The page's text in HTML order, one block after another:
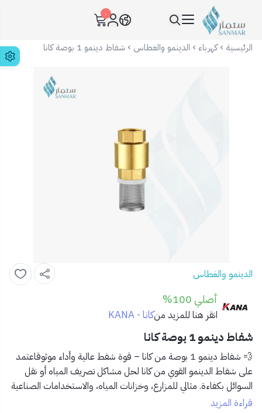
سنمار Sanmar
٠
الرئيسية كهرباء الدينمو والغطاس شفاط دينمو 1 بوصة كانا
الدينمو والغطاس
أصلي 100%
انقر هنا للمزيد منكانا - KANA
شفاط دينمو 1 بوصة كانا
💨 شفاط دينمو 1 بوصة من كانا – قوة شفط عالية وأداء موثوقاعتمد
على شفاط الدينمو القوي من كانا لحل مشاكل تصريف المياه أو نقل
السوائل بكفاءة. مثالي للمزارع، وخزانات المياه، والاستخدامات الصناعية
والمنزلية.
قراءة المزيد